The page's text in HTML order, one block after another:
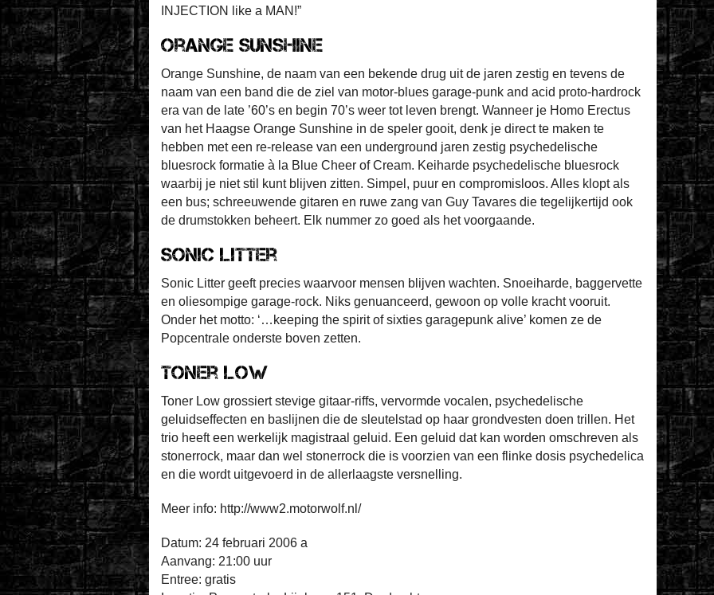
INJECTION like a MAN!”
Orange Sunshine
Orange Sunshine, de naam van een bekende drug uit de jaren zestig en tevens de
naam van een band die de ziel van motor-blues garage-punk and acid proto-hardrock
era van de late ’60’s en begin 70’s weer tot leven brengt. Wanneer je Homo Erectus
van het Haagse Orange Sunshine in de speler gooit, denk je direct te maken te
hebben met een re-release van een underground jaren zestig psychedelische
bluesrock formatie à la Blue Cheer of Cream. Keiharde psychedelische bluesrock
waarbij je niet stil kunt blijven zitten. Simpel, puur en compromisloos. Alles klopt als
een bus; schreeuwende gitaren en ruwe zang van Guy Tavares die tegelijkertijd ook
de drumstokken beheert. Elk nummer zo goed als het voorgaande.
Sonic Litter
Sonic Litter geeft precies waarvoor mensen blijven wachten. Snoeiharde, baggervette
en oliesompige garage-rock. Niks genuanceerd, gewoon op volle kracht vooruit.
Onder het motto: ‘…keeping the spirit of sixties garagepunk alive’ komen ze de
Popcentrale onderste boven zetten.
Toner Low
Toner Low grossiert stevige gitaar-riffs, vervormde vocalen, psychedelische
geluidseffecten en baslijnen die de sleutelstad op haar grondvesten doen trillen. Het
trio heeft een werkelijk magistraal geluid. Een geluid dat kan worden omschreven als
stonerrock, maar dan wel stonerrock die is voorzien van een flinke dosis psychedelica
en die wordt uitgevoerd in de allerlaagste versnelling.
Meer info: http://www2.motorwolf.nl/
Datum: 24 februari 2006 a
Aanvang: 21:00 uur
Entree: gratis